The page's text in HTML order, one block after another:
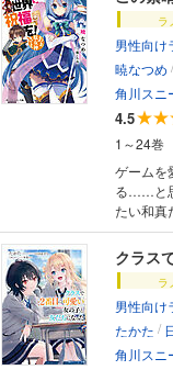
もさらさ
「禁忌の
――全て
一番の美
の暗躍フ
ラ
男性向け
暁なつめ /
角川スニ
4.5
1～24巻
ゲームを
る……と
たい和真
れ!? 電
収録！
クラス
ラ
男性向け
たかた /
角川スニ